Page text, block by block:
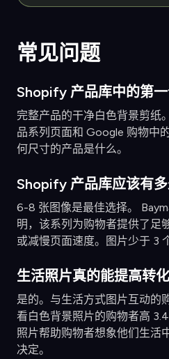
常见问题
Shopify 产品库中的第一
完整产品的干净白色背景剪纸
品系列页面和 Google 购物中
何尺寸的产品是什么。
Shopify 产品库应该有多
6-8 张图像是最佳选择。
明，该系列为购物者提供了足
或减慢页面速度。图片少于 3
生活照片真的能提高转化
是的。与生活方式图片互动的
看白色背景照片的购物者高
照片帮助购物者想象他们生活
决定。